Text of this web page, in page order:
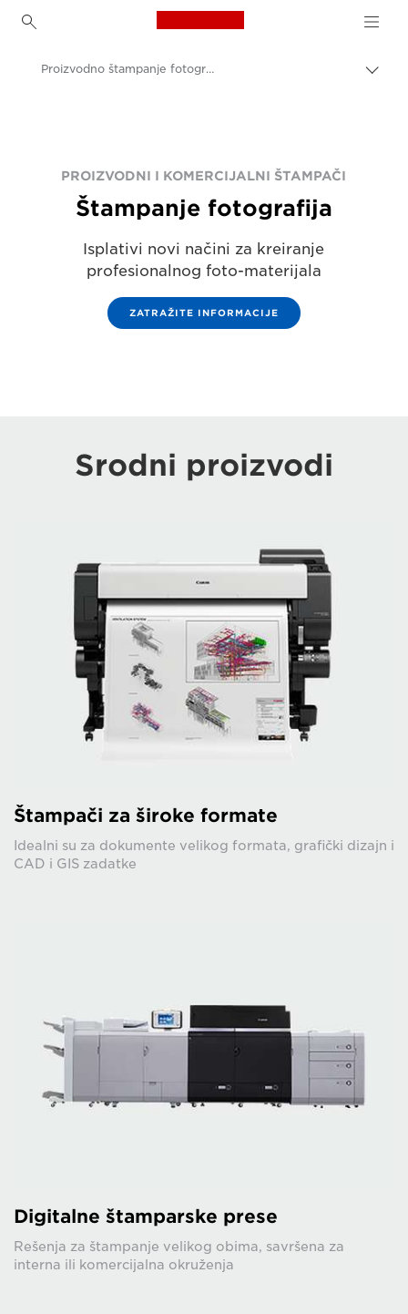
Canon Logo, back to
Poslovni proizvodi
Proizvodno štampanje
Proizvodno štampanje fotografija
PROIZVODNI I KOMERCIJALNI ŠTAMPAČI
Štampanje fotografija
Isplativi novi načini za kreiranje
profesionalnog foto-materijala
ZATRAŽITE INFORMACIJE
Srodni proizvodi
Štampači za široke formate
Idealni su za dokumente velikog formata, grafički dizajn i
CAD i GIS zadatke
Digitalne štamparske prese
Rešenja za štampanje velikog obima, savršena za
interna ili komercijalna okruženja